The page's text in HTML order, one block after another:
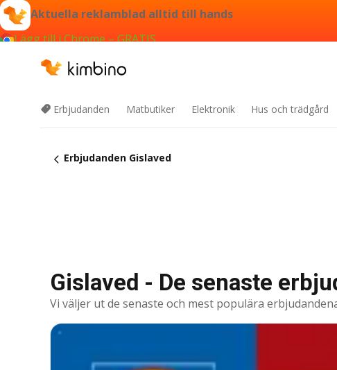
Aktuella reklamblad alltid till hands
Lägg till i Chrome – GRATIS
Erbjudanden Matbutiker Elektronik Hus och trädgård
Erbjudanden Gislaved
Gislaved - De senaste
Vi väljer ut de senaste och mest populära